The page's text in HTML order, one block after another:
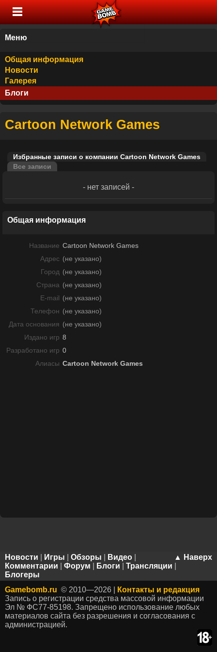
Меню
Общая информация
Новости
Галерея
Блоги
Cartoon Network Games
Избранные записи о компании Cartoon Network Games
Все записи
- нет записей -
Общая информация
Название Cartoon Network Games
Адрес (не указано)
Город (не указано)
Страна (не указано)
E-mail (не указано)
Телефон (не указано)
Дата основания (не указано)
Издано игр 8
Разработано игр 0
Алиасы Cartoon Network Games
▲ Наверх
Новости Игры Обзоры Видео
Комментарии
Форум Блоги Трансляции
Блогеры
Gamebomb.ru © 2010—2026 |
Контакты и редакция
Запись о регистрации средства массовой информации
Эл № ФС77-85198. Запрещено использование любых
материалов сайта без разрешения и согласования с
администрацией.